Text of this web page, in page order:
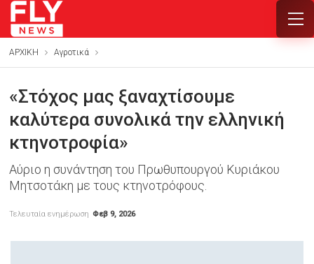
ΑΡΧΙΚΗ Αγροτικά
«Στόχος μας ξαναχτίσουμε
καλύτερα συνολικά την ελληνική
κτηνοτροφία»
Αύριο η συνάντηση του Πρωθυπουργού Κυριάκου
Μητσοτάκη με τους κτηνοτρόφους.
Τελευταία ενημέρωση Φεβ 9, 2026